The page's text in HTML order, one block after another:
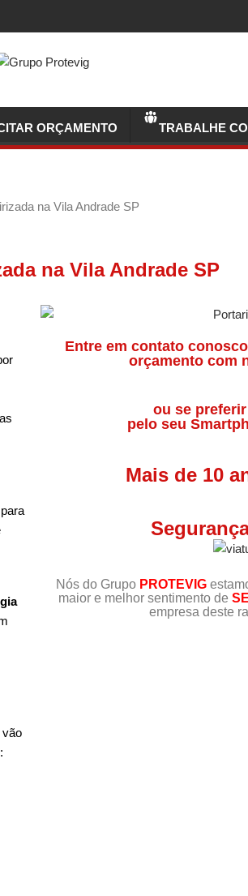
ORÇAMENTO TRABALHE
na Vila Andrade SP
na Vila Andrade SP
vão
Entre em contato
orçamento com
ou se
pelo seu
Mais de 10
Nós do Grupo PROTEVIG
maior e melhor sentimento de
empresa deste